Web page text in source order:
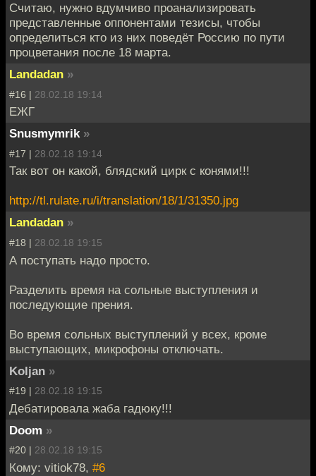
Считаю, нужно вдумчиво проанализировать
представленные оппонентами тезисы, чтобы
определиться кто из них поведёт Россию по пути
процветания после 18 марта.
Landadan »
#16 | 28.02.18 19:14
ЕЖГ
Snusmymrik »
#17 | 28.02.18 19:14
Так вот он какой, блядский цирк с конями!!!
http://tl.rulate.ru/i/translation/18/1/31350.jpg
Landadan »
#18 | 28.02.18 19:15
А поступать надо просто.
Разделить время на сольные выступления и
последующие прения.
Во время сольных выступлений у всех, кроме
выступающих, микрофоны отключать.
Koljan »
#19 | 28.02.18 19:15
Дебатировала жаба гадюку!!!
Doom »
#20 | 28.02.18 19:15
Кому: vitiok78, #6